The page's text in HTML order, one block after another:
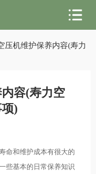
压机维护保养内容(寿力
容(寿力空
)
命和维护成本有很大的
些基本的日常保养知识